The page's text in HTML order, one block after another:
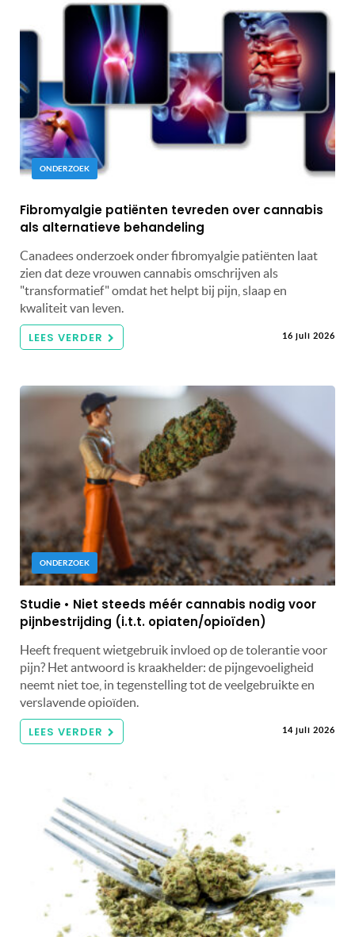
ONDERZOEK
Fibromyalgie patiënten tevreden over cannabis
als alternatieve behandeling
Canadees onderzoek onder fibromyalgie patiënten laat
zien dat deze vrouwen cannabis omschrijven als
"transformatief" omdat het helpt bij pijn, slaap en
kwaliteit van leven.
LEES VERDER 16 juli 2026
ONDERZOEK
Studie • Niet steeds méér cannabis nodig voor
pijnbestrijding (i.t.t. opiaten/opioïden)
Heeft frequent wietgebruik invloed op de tolerantie voor
pijn? Het antwoord is kraakhelder: de pijngevoeligheid
neemt niet toe, in tegenstelling tot de veelgebruikte en
verslavende opioïden.
LEES VERDER 14 juli 2026